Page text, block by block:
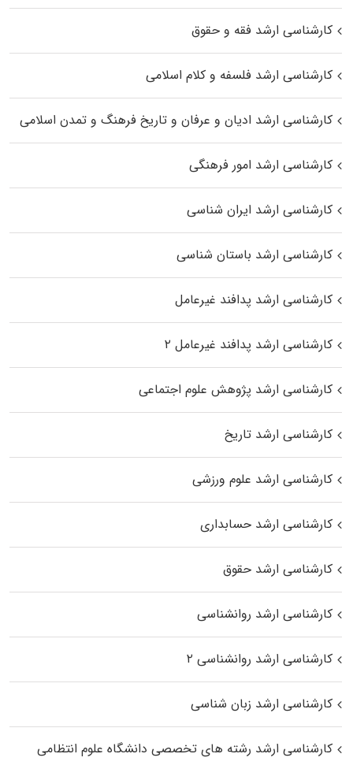
کارشناسی ارشد فقه و حقوق
کارشناسی ارشد فلسفه و کلام اسلامی
کارشناسی ارشد ادیان و عرفان و تاریخ فرهنگ و تمدن اسلامی
کارشناسی ارشد امور فرهنگی
کارشناسی ارشد ایران شناسی
کارشناسی ارشد باستان شناسی
کارشناسی ارشد پدافند غیرعامل
کارشناسی ارشد پدافند غیرعامل ۲
کارشناسی ارشد پژوهش علوم اجتماعی
کارشناسی ارشد تاریخ
کارشناسی ارشد علوم ورزشی
کارشناسی ارشد حسابداری
کارشناسی ارشد حقوق
کارشناسی ارشد روانشناسی
کارشناسی ارشد روانشناسی ۲
کارشناسی ارشد زبان شناسی
کارشناسی ارشد رﺷﺘﻪ ﻫﺎی تخصصی داﻧﺸﮕﺎه ﻋﻠﻮم انتظامی